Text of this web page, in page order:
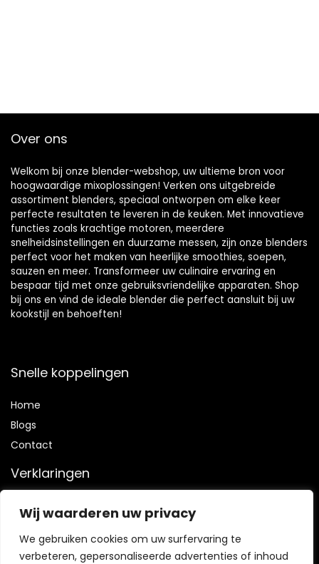
Wij waarderen uw privacy
We gebruiken cookies om uw surfervaring te
verbeteren, gepersonaliseerde advertenties of inhoud
Over ons
Welkom bij onze blender-webshop, uw ultieme bron voor
hoogwaardige mixoplossingen! Verken ons uitgebreide
assortiment blenders, speciaal ontworpen om elke keer
perfecte resultaten te leveren in de keuken. Met innovatieve
functies zoals krachtige motoren, meerdere
snelheidsinstellingen en duurzame messen, zijn onze blenders
perfect voor het maken van heerlijke smoothies, soepen,
sauzen en meer. Transformeer uw culinaire ervaring en
bespaar tijd met onze gebruiksvriendelijke apparaten. Shop
bij ons en vind de ideale blender die perfect aansluit bij uw
kookstijl en behoeften!
Snelle koppelingen
Home
Blogs
Contact
Verklaringen
Privacybeleid
algemene voorwaarden
Vrijwaring